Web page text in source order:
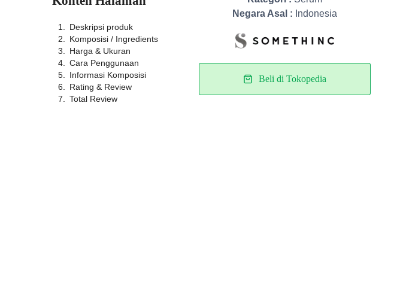
Negara Asal : Indonesia
Beli di Tokopedia
Deskripsi produk
Komposisi / Ingredients
Harga & Ukuran
Cara Penggunaan
Informasi Komposisi
Rating & Review
Total Review